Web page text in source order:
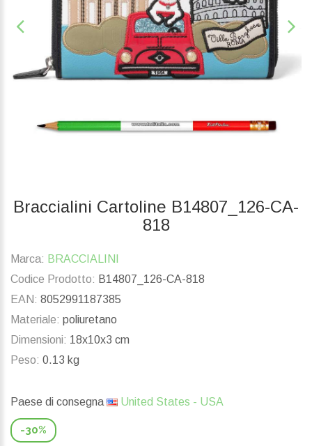
Braccialini Cartoline B14807_126-CA-
818
Marca: BRACCIALINI
Codice Prodotto: B14807_126-CA-818
EAN: 8052991187385
Materiale: poliuretano
Dimensioni: 18x10x3 cm
Peso: 0.13 kg
Paese di consegna United States - USA
-30%